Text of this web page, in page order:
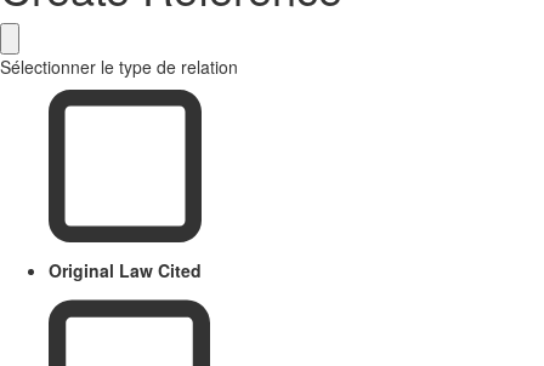
Sélectionner le type de relation
Original Law Cited